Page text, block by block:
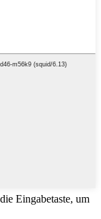
Eingabetaste, um